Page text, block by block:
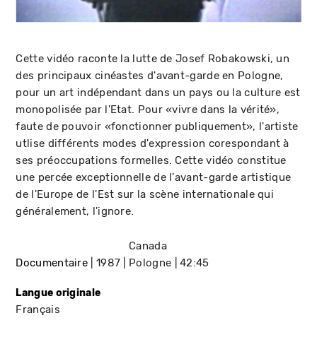
Cette vidéo raconte la lutte de Josef Robakowski, un
des principaux cinéastes d'avant-garde en Pologne,
pour un art indépendant dans un pays ou la culture est
monopolisée par l'Etat. Pour «vivre dans la vérité»,
faute de pouvoir «fonctionner publiquement», l'artiste
utlise différents modes d'expression corespondant à
ses préoccupations formelles. Cette vidéo constitue
une percée exceptionnelle de l'avant-garde artistique
de l'Europe de l'Est sur la scène internationale qui
généralement, l'ignore.
Documentaire 1987
Canada
Pologne
42:45
Langue originale
Français